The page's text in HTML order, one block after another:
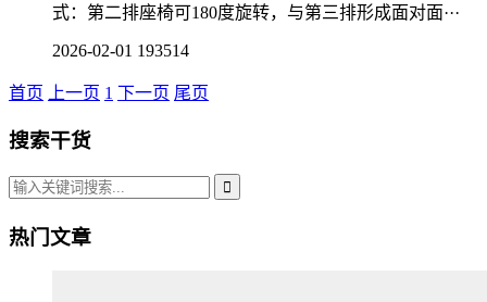
式：第二排座椅可180度旋转，与第三排形成面对面···
2026-02-01 193514
首页 上一页 1 下一页 尾页
搜索干货
热门文章